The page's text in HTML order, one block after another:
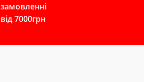
замовленні
від 7000грн